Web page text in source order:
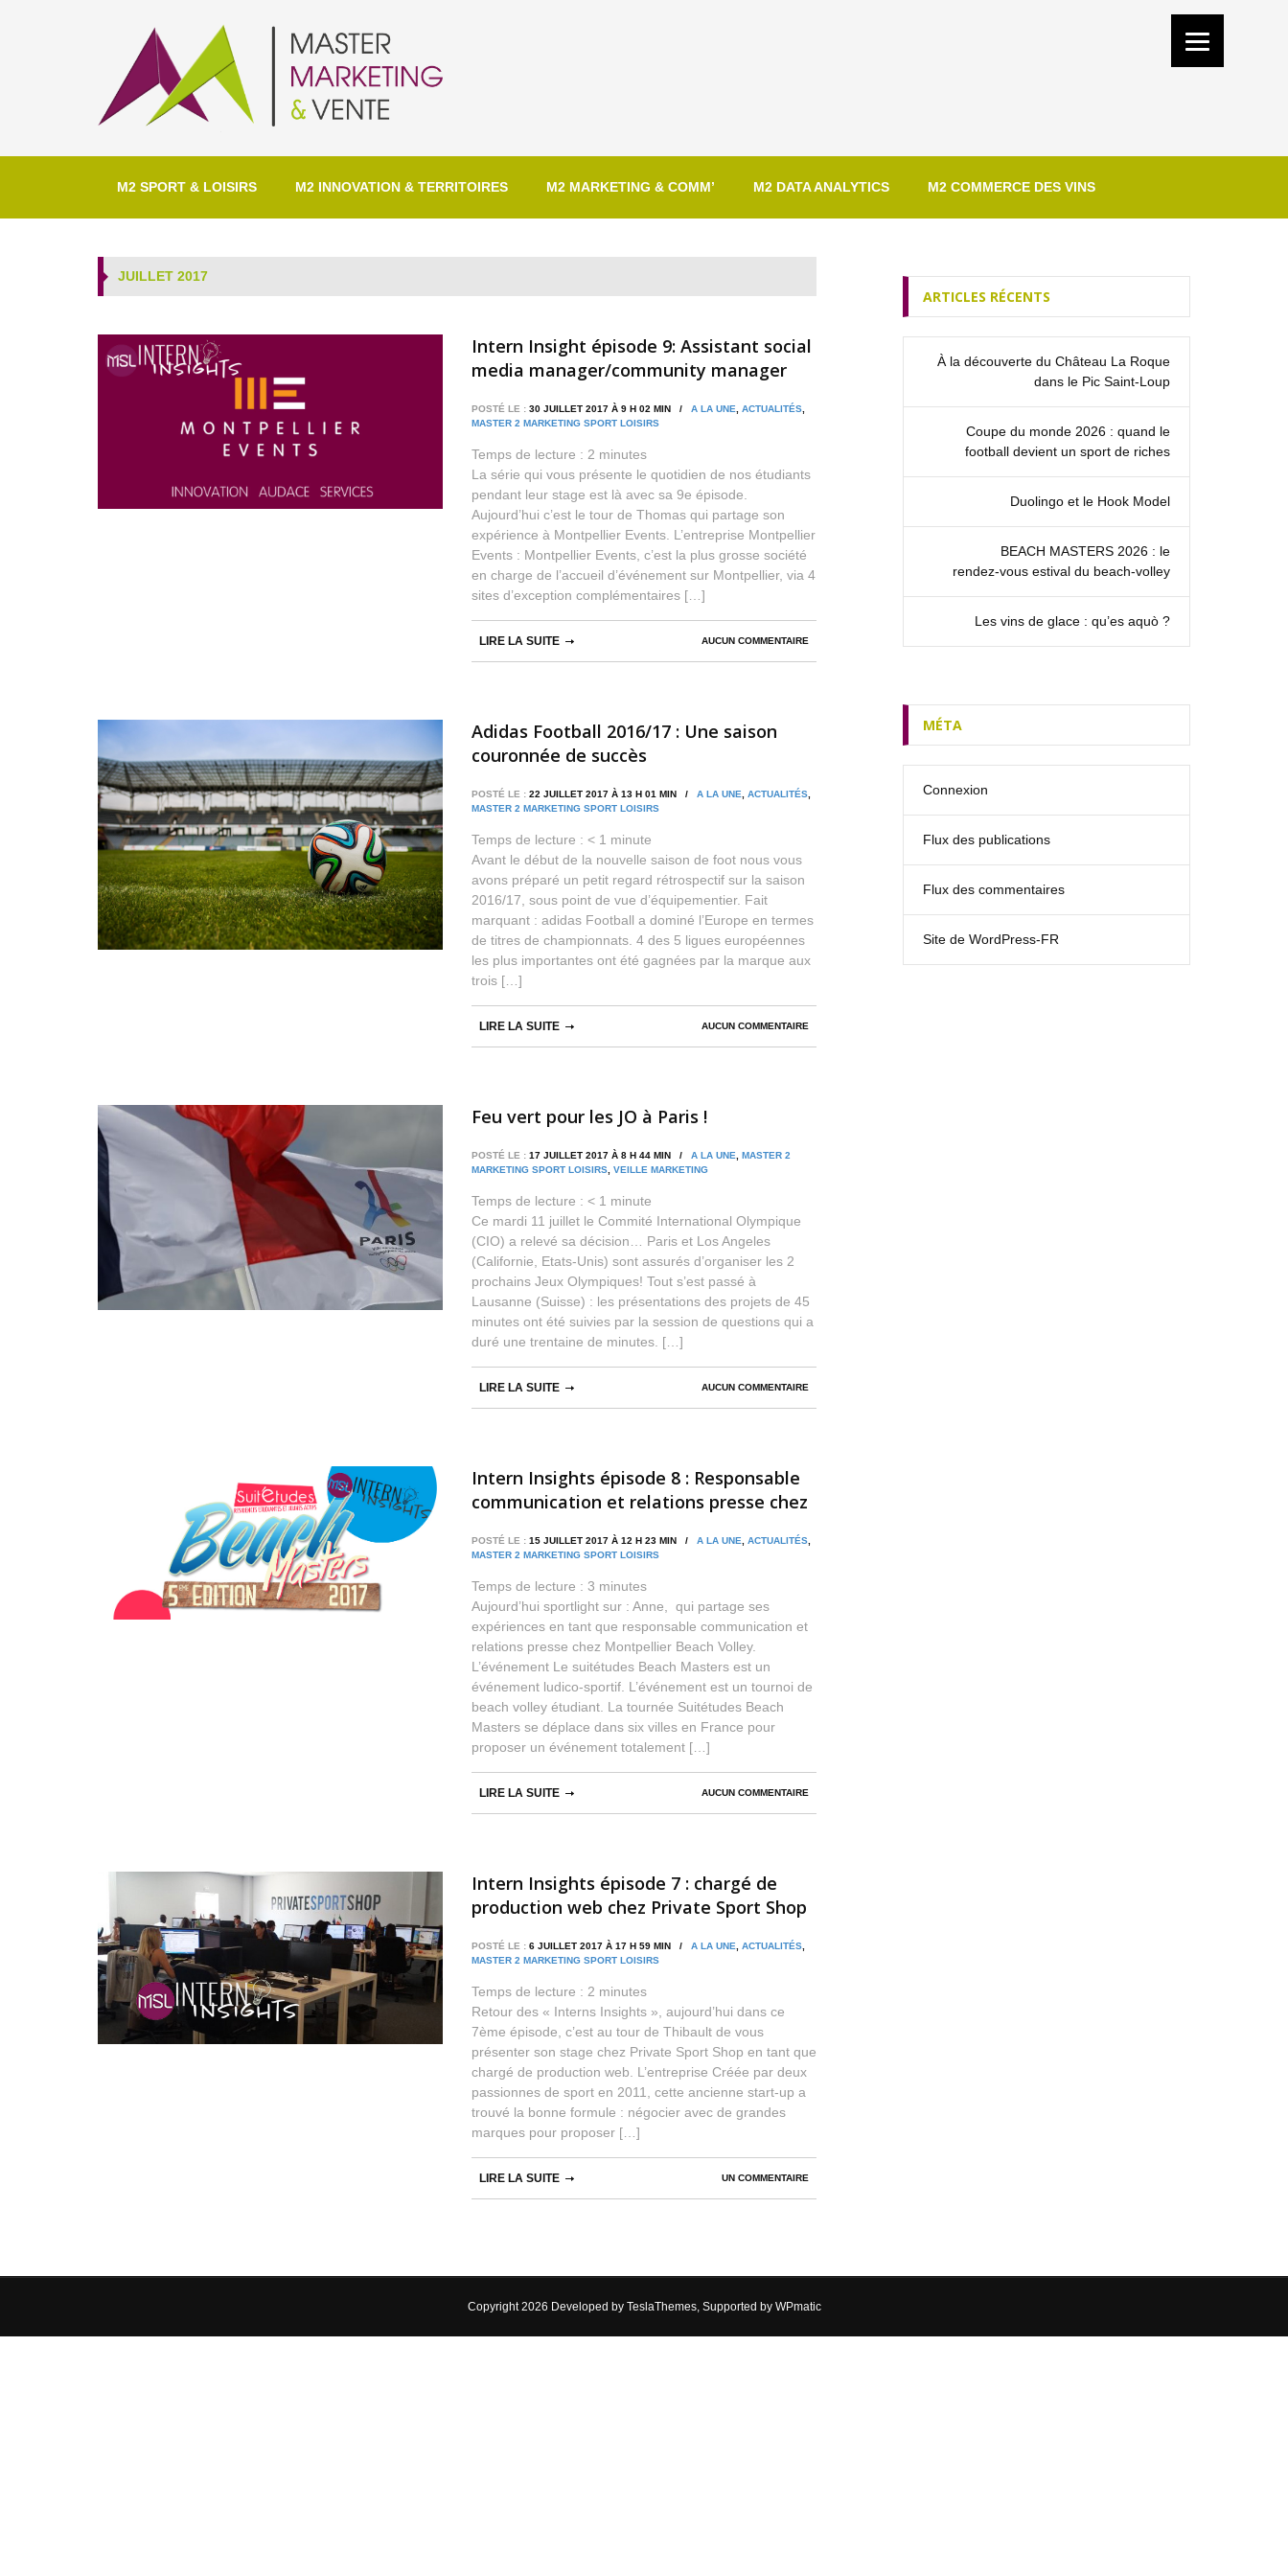
M2 SPORT & LOISIRS M2 INNOVATION & TERRITOIRES M2 MARKETING & COMM’ M2 DATA ANALYTICS M2 COMMERCE DES VINS
JUILLET 2017
Intern Insight épisode 9: Assistant social
media manager/community manager
POSTÉ LE : 30 JUILLET 2017 À 9 H 02 MIN / A LA UNE ACTUALITÉS
MASTER 2 MARKETING SPORT LOISIRS
Temps de lecture : 2 minutes
La série qui vous présente le quotidien de nos étudiants
pendant leur stage est là avec sa 9e épisode.
Aujourd’hui c’est le tour de Thomas qui partage son
expérience à Montpellier Events. L’entreprise Montpellier
Events : Montpellier Events, c’est la plus grosse société
en charge de l’accueil d’événement sur Montpellier, via 4
sites d’exception complémentaires […]
AUCUN COMMENTAIRE
LIRE LA SUITE
Adidas Football 2016/17 : Une saison
couronnée de succès
POSTÉ LE : 22 JUILLET 2017 À 13 H 01 MIN / A LA UNE ACTUALITÉS
MASTER 2 MARKETING SPORT LOISIRS
Temps de lecture : < 1 minute
Avant le début de la nouvelle saison de foot nous vous
avons préparé un petit regard rétrospectif sur la saison
2016/17, sous point de vue d’équipementier. Fait
marquant : adidas Football a dominé l’Europe en termes
de titres de championnats. 4 des 5 ligues européennes
les plus importantes ont été gagnées par la marque aux
trois […]
AUCUN COMMENTAIRE
LIRE LA SUITE
Feu vert pour les JO à Paris !
POSTÉ LE : 17 JUILLET 2017 À 8 H 44 MIN / A LA UNE
MASTER 2
MARKETING SPORT LOISIRS VEILLE MARKETING
Temps de lecture : < 1 minute
Ce mardi 11 juillet le Commité International Olympique
(CIO) a relevé sa décision… Paris et Los Angeles
(Californie, Etats-Unis) sont assurés d’organiser les 2
prochains Jeux Olympiques! Tout s’est passé à
Lausanne (Suisse) : les présentations des projets de 45
minutes ont été suivies par la session de questions qui a
duré une trentaine de minutes. […]
AUCUN COMMENTAIRE
LIRE LA SUITE
Intern Insights épisode 8 : Responsable
communication et relations presse chez
POSTÉ LE : 15 JUILLET 2017 À 12 H 23 MIN / A LA UNE ACTUALITÉS
MASTER 2 MARKETING SPORT LOISIRS
Temps de lecture : 3 minutes
Aujourd’hui sportlight sur : Anne, qui partage ses
expériences en tant que responsable communication et
relations presse chez Montpellier Beach Volley.
L’événement Le suitétudes Beach Masters est un
événement ludico-sportif. L’événement est un tournoi de
beach volley étudiant. La tournée Suitétudes Beach
Masters se déplace dans six villes en France pour
proposer un événement totalement […]
AUCUN COMMENTAIRE
LIRE LA SUITE
Intern Insights épisode 7 : chargé de
production web chez Private Sport Shop
POSTÉ LE : 6 JUILLET 2017 À 17 H 59 MIN / A LA UNE ACTUALITÉS
MASTER 2 MARKETING SPORT LOISIRS
Temps de lecture : 2 minutes
Retour des « Interns Insights », aujourd’hui dans ce
7ème épisode, c’est au tour de Thibault de vous
présenter son stage chez Private Sport Shop en tant que
chargé de production web. L’entreprise Créée par deux
passionnes de sport en 2011, cette ancienne start-up a
trouvé la bonne formule : négocier avec de grandes
marques pour proposer […]
UN COMMENTAIRE
LIRE LA SUITE
ARTICLES RÉCENTS
À la découverte du Château La Roque
dans le Pic Saint‑Loup
Coupe du monde 2026 : quand le
football devient un sport de riches
Duolingo et le Hook Model
BEACH MASTERS 2026 : le
rendez‑vous estival du beach-volley
Les vins de glace : qu’es aquò ?
MÉTA
Connexion
Flux des publications
Flux des commentaires
Site de WordPress-FR
Copyright 2026 Developed by TeslaThemes, Supported by WPmatic